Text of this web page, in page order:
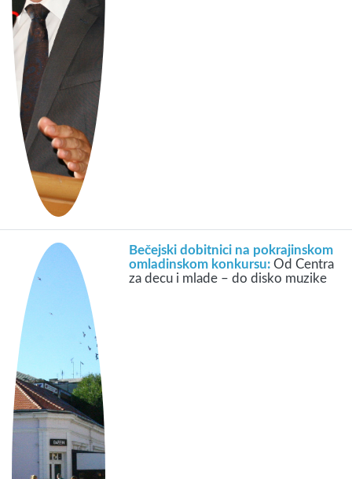
Bečejski dobitnici na pokrajinskom
omladinskom konkursu:Od Centra
za decu i mlade – do disko muzike